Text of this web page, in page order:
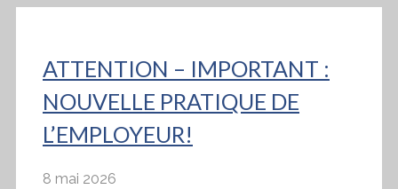
ATTENTION – IMPORTANT :
NOUVELLE PRATIQUE DE
L’EMPLOYEUR!
8 mai 2026